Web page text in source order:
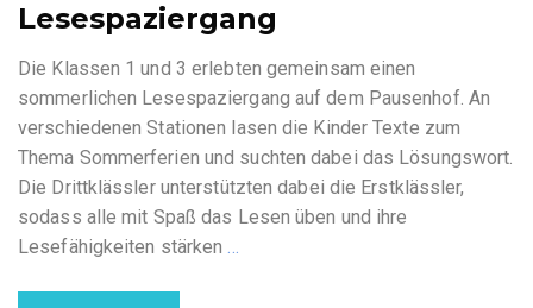
Lesespaziergang
Die Klassen 1 und 3 erlebten gemeinsam einen
sommerlichen Lesespaziergang auf dem Pausenhof. An
verschiedenen Stationen lasen die Kinder Texte zum
Thema Sommerferien und suchten dabei das Lösungswort.
Die Drittklässler unterstützten dabei die Erstklässler,
sodass alle mit Spaß das Lesen üben und ihre
Lesefähigkeiten stärken…